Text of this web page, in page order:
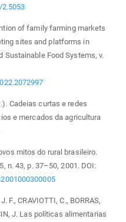
of family farming markets
sites and platforms in
Sustainable Food Systems, v.
Cadeias curtas e redes
e mercados da agricultura
mitos do rural brasileiro.
n. 43, p. 37–50, 2001. DOI:
F., CRAVIOTTI, C., BORRAS,
J. Las políticas alimentarias